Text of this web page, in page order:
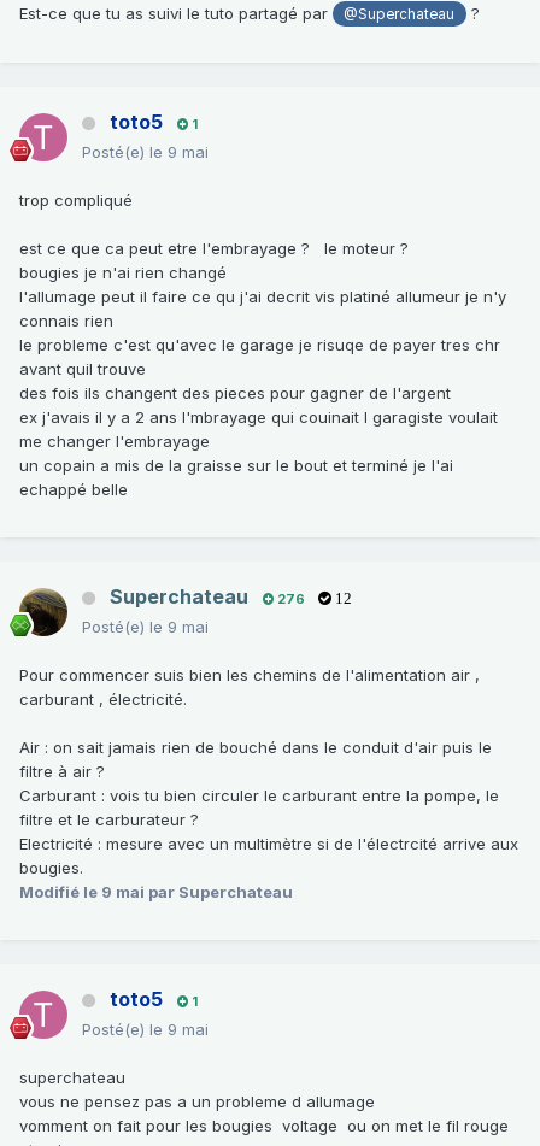
Est-ce que tu as suivi le tuto partagé par
@Superchateau ?
toto5 1
Posté(e) le 9 mai
trop compliqué
est ce que ca peut etre l'embrayage ? le moteur ?
bougies je n'ai rien changé
l'allumage peut il faire ce qu j'ai decrit vis platiné allumeur je n'y
connais rien
le probleme c'est qu'avec le garage je risuqe de payer tres chr
avant quil trouve
des fois ils changent des pieces pour gagner de l'argent
ex j'avais il y a 2 ans l'mbrayage qui couinait l garagiste voulait
me changer l'embrayage
un copain a mis de la graisse sur le bout et terminé je l'ai
echappé belle
Superchateau 276 12
Posté(e) le 9 mai
Pour commencer suis bien les chemins de l'alimentation air ,
carburant , électricité.
Air : on sait jamais rien de bouché dans le conduit d'air puis le
filtre à air ?
Carburant : vois tu bien circuler le carburant entre la pompe, le
filtre et le carburateur ?
Electricité : mesure avec un multimètre si de l'électrcité arrive aux
bougies.
Modifié le 9 mai par Superchateau
toto5 1
Posté(e) le 9 mai
superchateau
vous ne pensez pas a un probleme d allumage
vomment on fait pour les bougies voltage ou on met le fil rouge